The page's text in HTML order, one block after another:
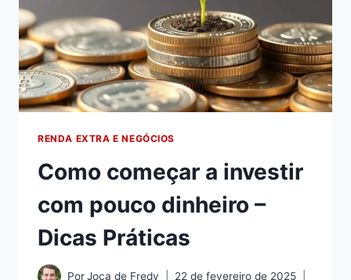
RENDA EXTRA E NEGÓCIOS
Como começar a investir
com pouco dinheiro –
Dicas Práticas
PorJoca de Fredy
22 de fevereiro de 2025